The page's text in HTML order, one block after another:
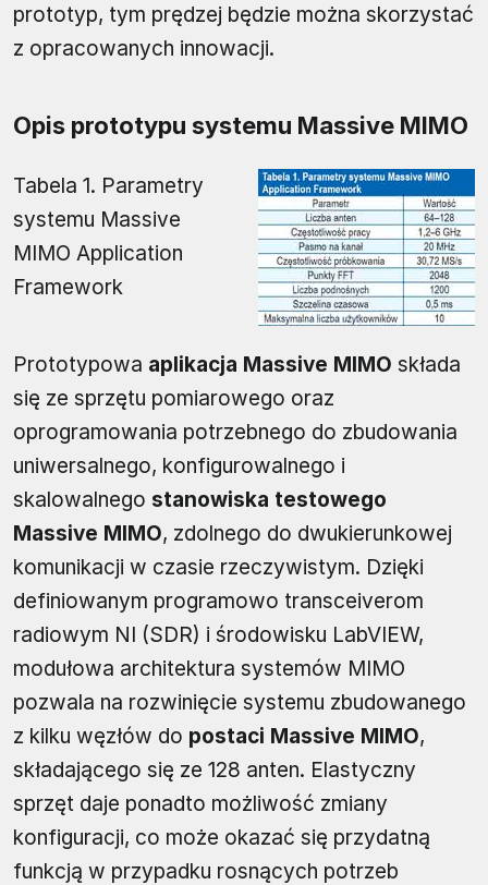
prototyp, tym prędzej będzie można skorzystać
z opracowanych innowacji.
Opis prototypu systemu Massive MIMO
Tabela 1. Parametry
systemu Massive
MIMO Application
Framework
Prototypowa aplikacja Massive MIMO składa
się ze sprzętu pomiarowego oraz
oprogramowania potrzebnego do zbudowania
uniwersalnego, konfigurowalnego i
skalowalnego stanowiska testowego
Massive MIMO, zdolnego do dwukierunkowej
komunikacji w czasie rzeczywistym. Dzięki
definiowanym programowo transceiverom
radiowym NI (SDR) i środowisku LabVIEW,
modułowa architektura systemów MIMO
pozwala na rozwinięcie systemu zbudowanego
z kilku węzłów do postaci Massive MIMO,
składającego się ze 128 anten. Elastyczny
sprzęt daje ponadto możliwość zmiany
konfiguracji, co może okazać się przydatną
funkcją w przypadku rosnących potrzeb